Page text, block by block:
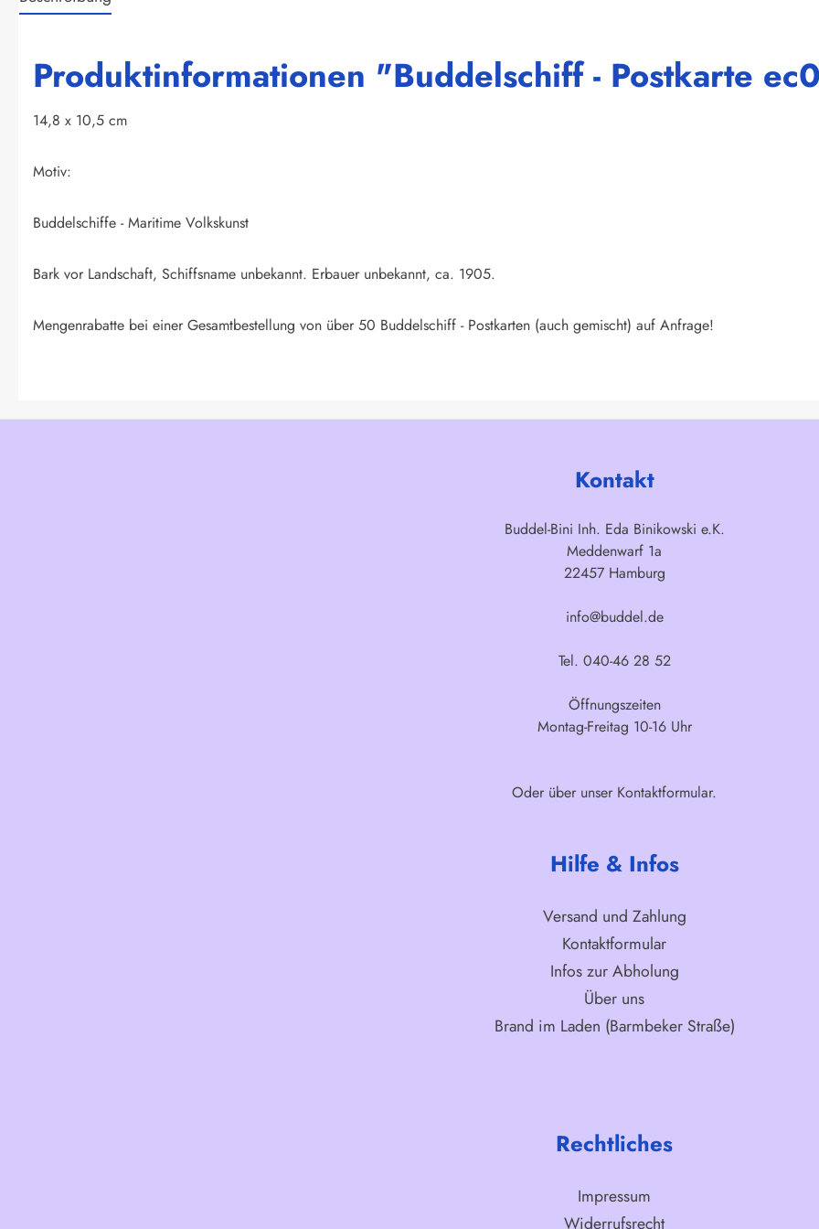
Produktinformationen "Buddelschiff - Postkarte
14,8 x 10,5 cm
Motiv:
Buddelschiffe - Maritime Volkskunst
Bark vor Landschaft, Schiffsname unbekannt. Erbauer unbekannt, ca. 1905.
Mengenrabatte bei einer Gesamtbestellung von über 50 Buddelschiff - Postkarten (auch gemischt) auf Anfrage!
Kontakt
Buddel-Bini Inh. Eda Binikowski e.K.
Meddenwarf 1a
22457 Hamburg
info@buddel.de
Tel. 040-46 28 52
Öffnungszeiten
Montag-Freitag 10-16 Uhr
Oder über unser Kontaktformular.
Hilfe & Infos
Versand und Zahlung
Kontaktformular
Infos zur Abholung
Über uns
Brand im Laden (Barmbeker Straße)
Rechtliches
Impressum
Widerrufsrecht